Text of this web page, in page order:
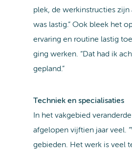
plek, de werkinstructies zijn
was lastig.” Ook bleek het
ervaring en routine lastig
ging werken. “Dat had ik
gepland.”
Techniek en specialisaties
In het vakgebied
afgelopen vijftien jaar veel.
gebieden. Het werk is veel